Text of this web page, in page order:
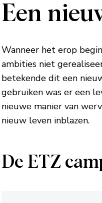
Een
Wanneer het erop
ambities niet
betekende dit een
gebruiken was er een
nieuwe manier van
nieuw leven inblazen.
De ETZ